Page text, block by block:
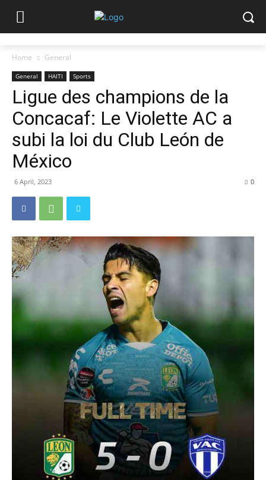
Home General
General HAITI Sports
Ligue des champions de la
Concacaf: Le Violette AC a
subi la loi du Club León de
México
6 April, 2023 0